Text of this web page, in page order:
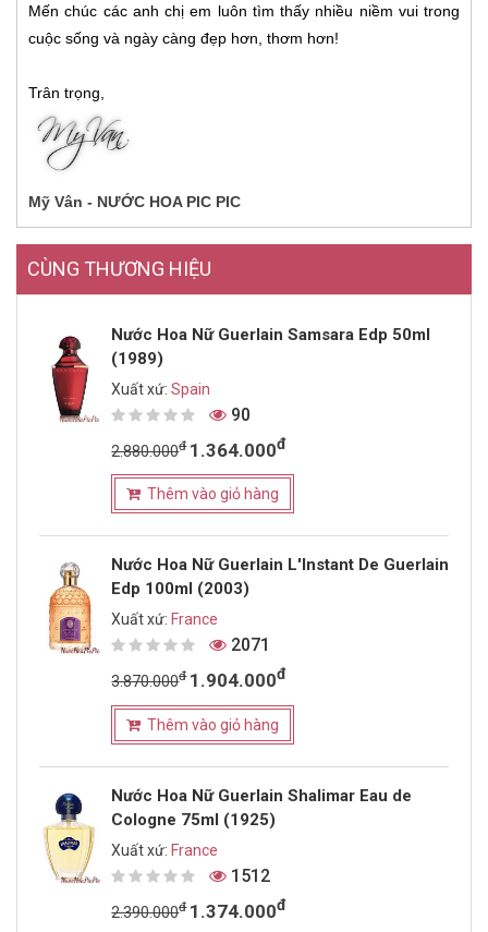
Mến chúc các anh chị em luôn tìm thấy nhiều niềm vui trong
cuộc sống và ngày càng đẹp hơn, thơm hơn!
Trân trọng,
Mỹ Vân - NƯỚC HOA PIC PIC
CÙNG THƯƠNG HIỆU
Nước Hoa Nữ Guerlain Samsara Edp 50ml
(1989)
Xuất xứ:Spain
90
2.880.000đ 1.364.000đ
Thêm vào giỏ hàng
Nước Hoa Nữ Guerlain L'Instant De Guerlain
Edp 100ml (2003)
Xuất xứ: France
2071
3.870.000đ 1.904.000đ
Thêm vào giỏ hàng
Nước Hoa Nữ Guerlain Shalimar Eau de
Cologne 75ml (1925)
Xuất xứ: France
1512
2.390.000đ 1.374.000đ